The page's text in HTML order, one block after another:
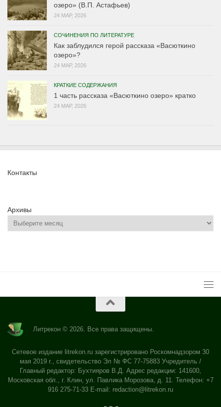
озеро» (В.П. Астафьев)
24 МАР, 2026
СОЧИНЕНИЯ ПО ЛИТЕРАТУРЕ
Как заблудился герой рассказа «Васюткино
озеро»?
24 МАР, 2026
КРАТКИЕ СОДЕРЖАНИЯ
1 часть рассказа «Васюткино озеро» кратко
24 МАР, 2026
Контакты
Архивы
Литрекон © 2026. Все права защищены.
Сетевое издание litrekon.ru зарегистрировано Роскомнадзором 30
мая 2019 г., свидетельство Эл № ФС 77-75883 Учредитель /
Главный редактор: Бухтияров В.Д. Адрес редакции: 141600,
Московская обл., г. Клин, ул. Павлика Морозова, д. 11. Телефон: +7
916 275-71-33 E-mail: redaction@litrekon.ru